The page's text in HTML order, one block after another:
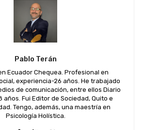
Pablo Terán
Ecuador Chequea. Profesional en
experiencia-26 años. He trabajado
de comunicación, entre ellos Diario
años. Fui Editor de Sociedad, Quito e
Tengo, además, una maestría en
Psicología Holística.